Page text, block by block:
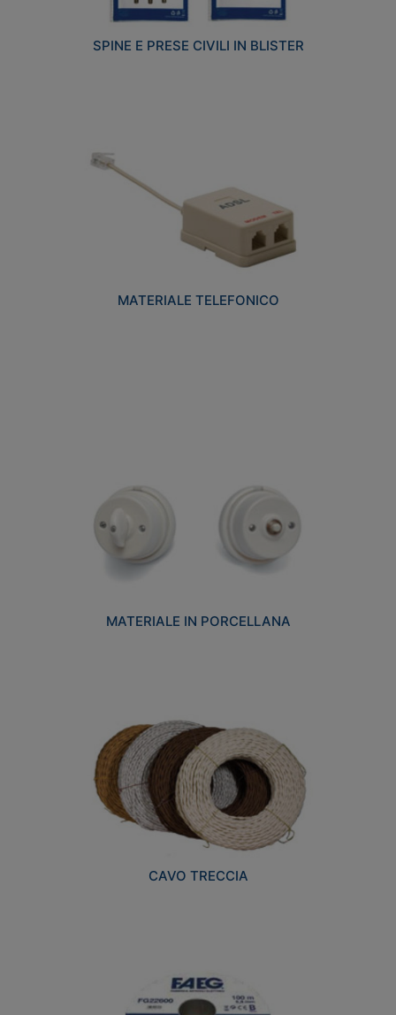
SPINE E PRESE CIVILI IN BLISTER
MATERIALE TELEFONICO
MATERIALE IN PORCELLANA
CAVO TRECCIA